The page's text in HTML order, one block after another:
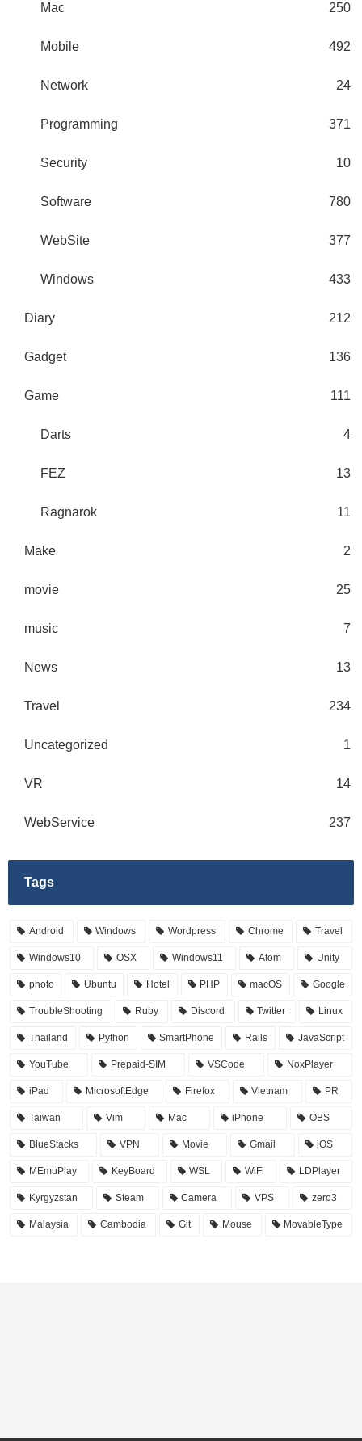
Mac 250
Mobile 492
Network 24
Programming 371
Security 10
Software 780
WebSite 377
Windows 433
Diary 212
Gadget 136
Game 111
Darts 4
FEZ 13
Ragnarok 11
Make 2
movie 25
music 7
News 13
Travel 234
Uncategorized 1
VR 14
WebService 237
Tags
Android Windows Wordpress Chrome Travel
Windows10 OSX Windows11 Atom Unity
photo Ubuntu Hotel PHP macOS Google
TroubleShooting Ruby Discord Twitter Linux
Thailand Python SmartPhone Rails JavaScript
YouTube Prepaid-SIM VSCode NoxPlayer
iPad MicrosoftEdge Firefox Vietnam PR
Taiwan Vim Mac iPhone OBS
BlueStacks VPN Movie Gmail iOS
MEmuPlay KeyBoard WSL WiFi LDPlayer
Kyrgyzstan Steam Camera VPS zero3
Malaysia Cambodia Git Mouse MovableType